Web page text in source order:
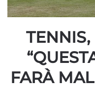
TENNIS,
FARÀ